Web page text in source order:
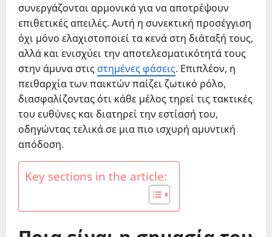
συνεργάζονται αρμονικά για να αποτρέψουν
επιθετικές απειλές. Αυτή η συνεκτική προσέγγιση
όχι μόνο ελαχιστοποιεί τα κενά στη διάταξή τους,
αλλά και ενισχύει την αποτελεσματικότητά τους
στην άμυνα στιςστημένες φάσεις. Επιπλέον, η
πειθαρχία των παικτών παίζει ζωτικό ρόλο,
διασφαλίζοντας ότι κάθε μέλος τηρεί τις τακτικές
του ευθύνες και διατηρεί την εστίασή του,
οδηγώντας τελικά σε μια πιο ισχυρή αμυντική
απόδοση.
Key sections in the article: